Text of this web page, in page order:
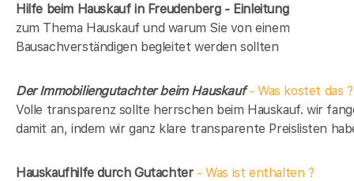
Hilfe beim Hauskauf in Freudenberg - Einleitung
zum Thema Hauskauf und warum Sie von einem
Bausachverständigen begleitet werden sollten
Der Immobiliengutachter beim Hauskauf- Was kostet das ?
Volle transparenz sollte herrschen beim Hauskauf. wir
damit an, indem wir ganz klare transparente Preislisten
Hauskaufhilfe durch Gutachter- Was ist enthalten ?